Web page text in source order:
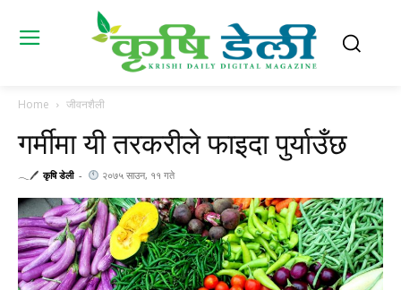
Home जीवनशैली
गर्मीमा यी तरकरीले फाइदा पुर्याउँछ
𓂃🖊 कृषि डेली - २०७५ साउन, ११ गते